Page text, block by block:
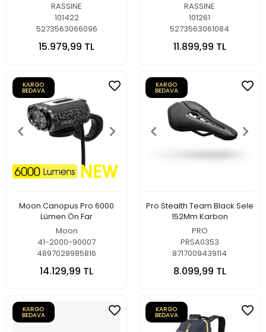
RASSINE
101422
5273563066096
15.979,99 TL
RASSINE
101261
5273563061084
11.899,99 TL
KARGO
BEDAVA
Moon Canopus Pro 6000
Lümen Ön Far
Moon
41-2000-90007
4897029985816
14.129,99 TL
KARGO
BEDAVA
Pro Stealth Team Black Sele
152Mm Karbon
PRO
PRSA0353
8717009439114
8.099,99 TL
KARGO
BEDAVA
KARGO
BEDAVA